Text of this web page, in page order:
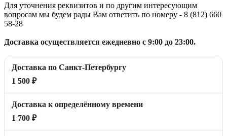
Для уточнения реквизитов и по другим интересующим
вопросам мы будем рады Вам ответить по номеру - 8 (812) 660
58-28
Доставка осуществляется ежедневно с 9:00 до 23:00.
Доставка по Санкт-Петербургу
1 500 ₽
Доставка к определённому времени
1 700 ₽